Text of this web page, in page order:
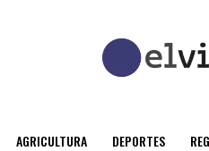
AGRICULTURA DEPORTES